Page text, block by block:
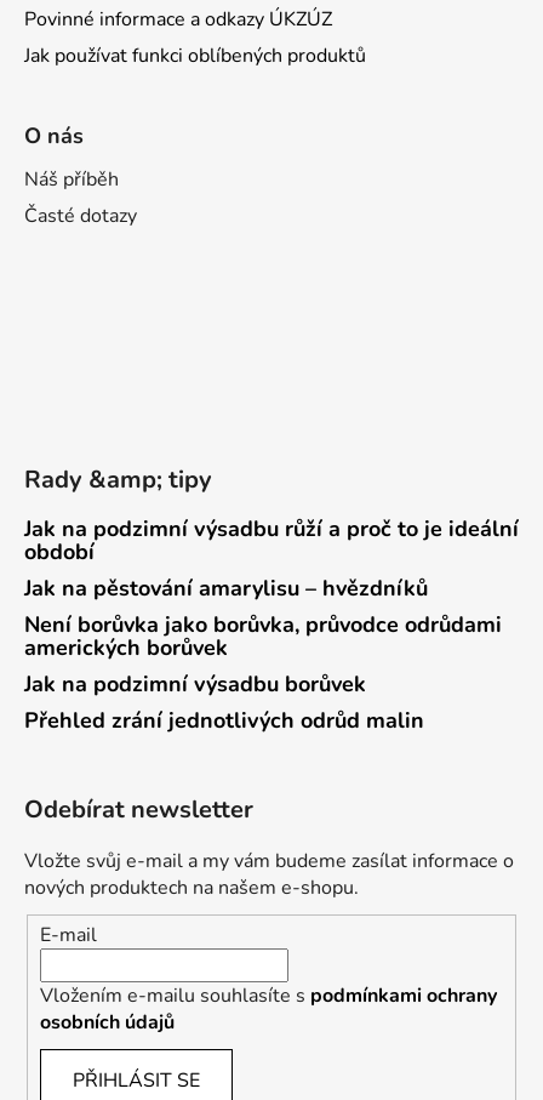
Povinné informace a odkazy ÚKZÚZ
Jak používat funkci oblíbených produktů
O nás
Náš příběh
Časté dotazy
Rady &amp; tipy
Jak na podzimní výsadbu růží a proč to je ideální
období
Jak na pěstování amarylisu – hvězdníků
Není borůvka jako borůvka, průvodce odrůdami
amerických borůvek
Jak na podzimní výsadbu borůvek
Přehled zrání jednotlivých odrůd malin
Odebírat newsletter
Vložte svůj e-mail a my vám budeme zasílat informace o
nových produktech na našem e-shopu.
E-mail
Vložením e-mailu souhlasíte s podmínkami ochrany
osobních údajů
PŘIHLÁSIT SE